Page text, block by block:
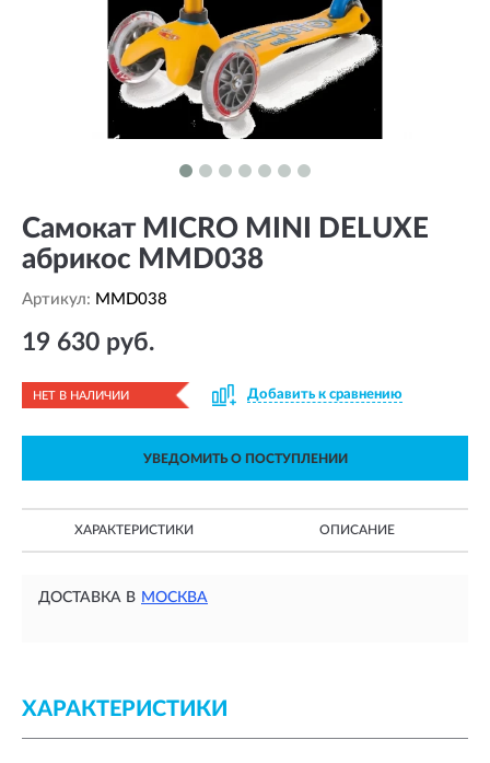
Самокат MICRO MINI DELUXE
абрикос MMD038
Артикул: MMD038
19 630 руб.
НЕТ В НАЛИЧИИ Добавить к сравнению
УВЕДОМИТЬ О ПОСТУПЛЕНИИ
ХАРАКТЕРИСТИКИ ОПИСАНИЕ
ДОСТАВКА В МОСКВА
ХАРАКТЕРИСТИКИ